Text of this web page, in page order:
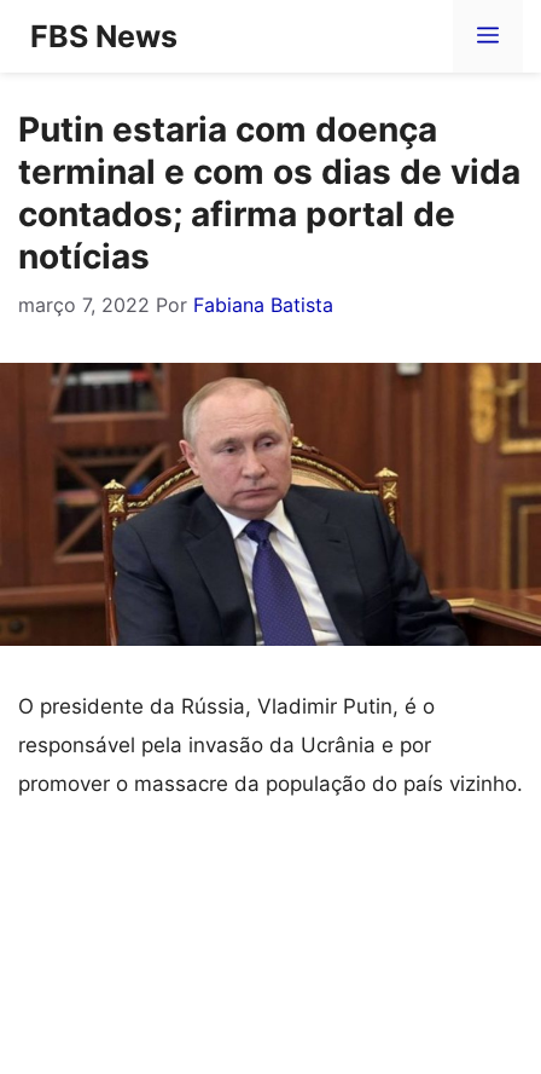
Pular
conteúdo
FBS News
Putin estaria com doença
terminal e com os dias de vida
contados; afirma portal de
notícias
março 7, 2022 Por Fabiana Batista
O presidente da Rússia, Vladimir Putin, é o
responsável pela invasão da Ucrânia e por
promover o massacre da população do país vizinho.